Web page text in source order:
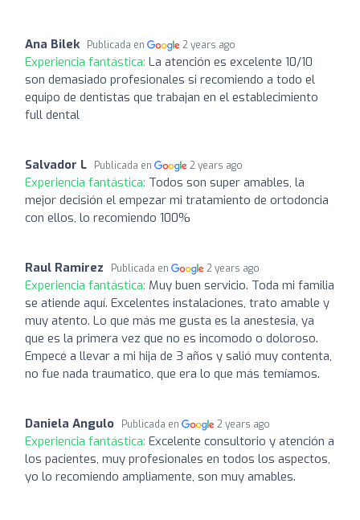
Ana Bilek Publicada en 2 years ago
Experiencia fantástica: La atención es excelente 10/10
son demasiado profesionales si recomiendo a todo el
equipo de dentistas que trabajan en el establecimiento
full dental
Salvador L Publicada en 2 years ago
Experiencia fantástica: Todos son super amables, la
mejor decisión el empezar mi tratamiento de ortodoncia
con ellos, lo recomiendo 100%
Raul Ramirez Publicada en 2 years ago
Experiencia fantástica: Muy buen servicio. Toda mi familia
se atiende aquí. Excelentes instalaciones, trato amable y
muy atento. Lo que más me gusta es la anestesia, ya
que es la primera vez que no es incomodo o doloroso.
Empecé a llevar a mi hija de 3 años y salió muy contenta,
no fue nada traumatico, que era lo que más temíamos.
Daniela Angulo Publicada en 2 years ago
Experiencia fantástica: Excelente consultorio y atención a
los pacientes, muy profesionales en todos los aspectos,
yo lo recomiendo ampliamente, son muy amables.